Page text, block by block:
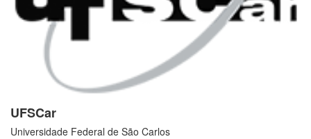
UFSCar
Universidade Federal de São Carlos